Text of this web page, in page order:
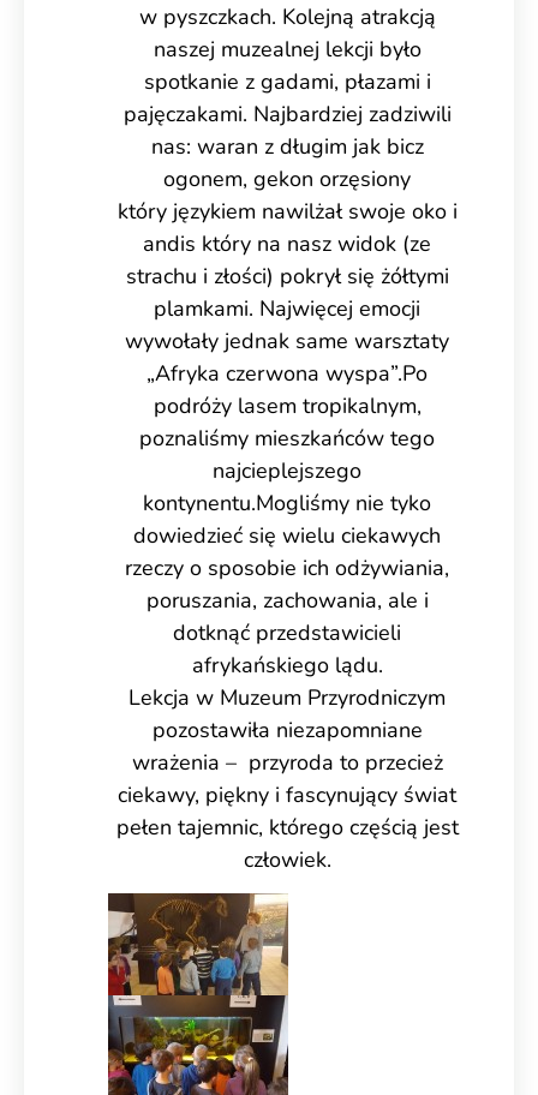
w pyszczkach. Kolejną atrakcją
naszej muzealnej lekcji było
spotkanie z gadami, płazami i
pajęczakami. Najbardziej zadziwili
nas: waran z długim jak bicz
ogonem, gekon orzęsiony
który językiem nawilżał swoje oko i
andis który na nasz widok (ze
strachu i złości) pokrył się żółtymi
plamkami. Najwięcej emocji
wywołały jednak same warsztaty
„Afryka czerwona wyspa”.Po
podróży lasem tropikalnym,
poznaliśmy mieszkańców tego
najcieplejszego
kontynentu.Mogliśmy nie tyko
dowiedzieć się wielu ciekawych
rzeczy o sposobie ich odżywiania,
poruszania, zachowania, ale i
dotknąć przedstawicieli
afrykańskiego lądu.
Lekcja w Muzeum Przyrodniczym
pozostawiła niezapomniane
wrażenia – przyroda to przecież
ciekawy, piękny i fascynujący świat
pełen tajemnic, którego częścią jest
człowiek.